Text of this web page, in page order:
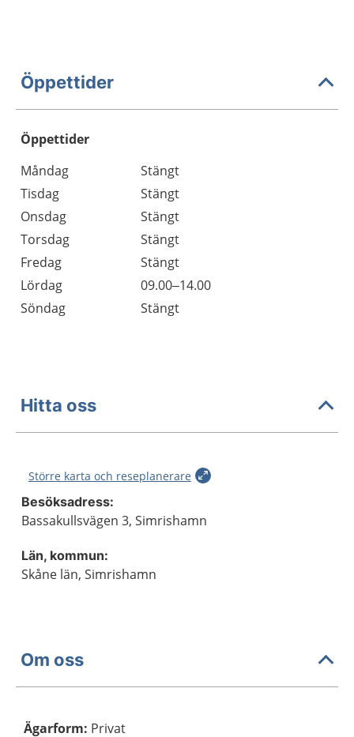
Öppettider
Öppettider
Dag
Öppettider
Kommentarer
Måndag
Stängt
Tisdag
Stängt
Onsdag
Stängt
Torsdag
Stängt
Fredag
Stängt
Lördag
09.00–14.00
Söndag
Stängt
Hitta oss
Större karta och reseplanerare
Besöksadress:
Bassakullsvägen 3, Simrishamn
Län, kommun:
Skåne län, Simrishamn
Om oss
Ägarform: Privat